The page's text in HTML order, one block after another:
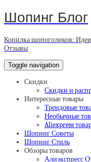
Шопинг Блог
Копилка шопоголиков:
Отзывы
Toggle navigation
Скидки
Скидки и
Интересные товары
Трендовые
Необычные
Aliexpress
Шопинг Советы
Шопинг Стиль
Обзоры товаров
Алиэкспресс